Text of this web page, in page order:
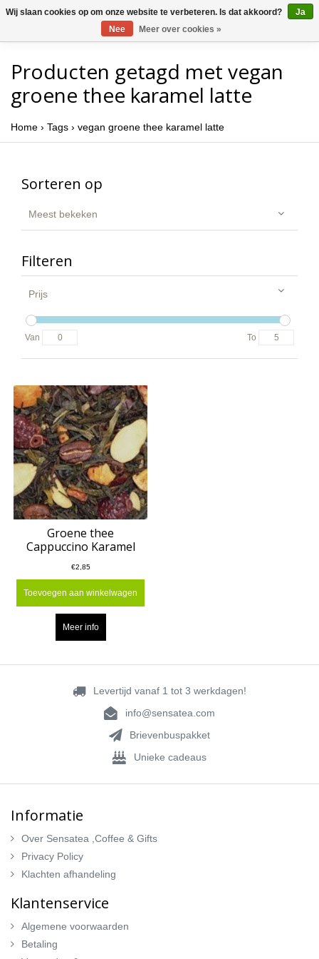
Producten getagd met vegan
groene thee karamel latte
Home › Tags › vegan groene thee karamel latte
Sorteren op
Meest bekeken
Filteren
Prijs
Van To
Groene thee
Cappuccino Karamel
€2,85
Toevoegen aan winkelwagen
Meer info
Levertijd vanaf 1 tot 3 werkdagen!
info@sensatea.com
Brievenbuspakket
Unieke cadeaus
Informatie
Over Sensatea ,Coffee & Gifts
Privacy Policy
Klachten afhandeling
Klantenservice
Algemene voorwaarden
Betaling
Wij slaan cookies op om onze website te verbeteren. Is dat akkoord?
Ja
Nee
Meer over cookies »